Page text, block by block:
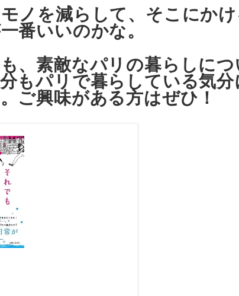
ノを減らして、そこにか
番いいのかな。
、素敵なパリの暮らしに
もパリで暮らしている気
ご興味がある方はぜひ！